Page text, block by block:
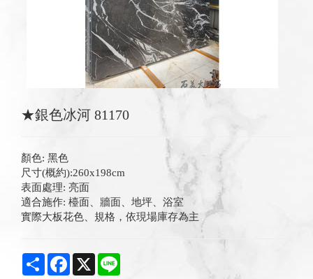
★銀色冰河 81170
顏色: 黑色
尺寸(概約):260x198cm
表面處理: 亮面
適合施作: 檯面、牆面、地坪、浴室
實際大板花色、規格，依現場庫存為主
Share Facebook
X